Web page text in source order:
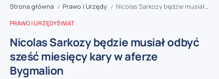
Strona główna / Prawo i Urzędy / Nicolas Sarkozy będzie musiał odbyć sześć miesięcy kary w aferze Bygmalion
PRAWO I URZĘDYŚWIAT
Nicolas Sarkozy będzie musiał odbyć
sześć miesięcy kary w aferze
Bygmalion